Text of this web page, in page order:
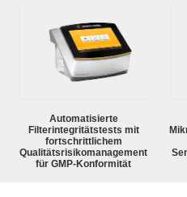
Automatisierte
Filterintegritätstests mit
fortschrittlichem
Qualitätsrisikomanagement
für GMP-Konformität